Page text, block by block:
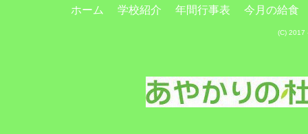
ホーム 学校紹介 年間行事表 今月の給食
(C) 2017